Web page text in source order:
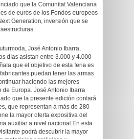
que la Comunitat Valenciana
de euros de los Fondos europeos
Generation, inversión que se
José Antonio Ibarra,
días asistan entre 3.000 y 4.000
que el objetivo de esta feria es
puedan tener las armas
haciendo las mejores
de Europa. José Antonio Ibarra
que la presente edición contará
que representan a más de 280
la mayor oferta expositiva del
auxiliar a nivel nacional.En esta
podrá descubrir la mayor